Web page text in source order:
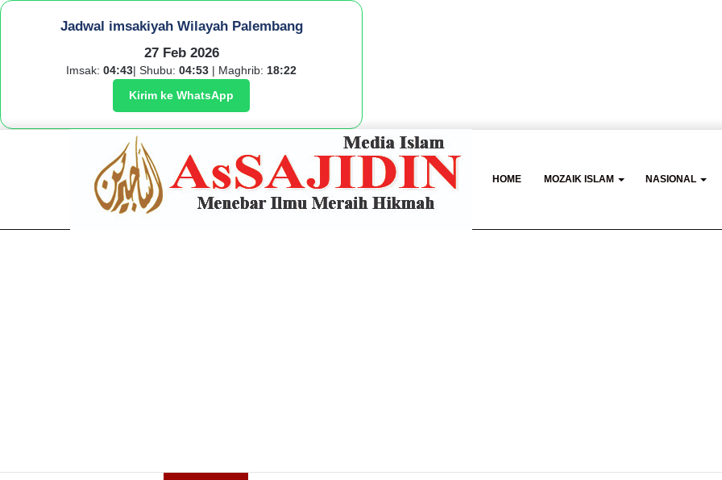
Jadwal imsakiyah Wilayah Palembang
27 Feb 2026
Imsak: 04:43| Shubu: 04:53 | Maghrib: 18:22
Kirim ke WhatsApp
HOME MOZAIK ISLAM NASIONAL